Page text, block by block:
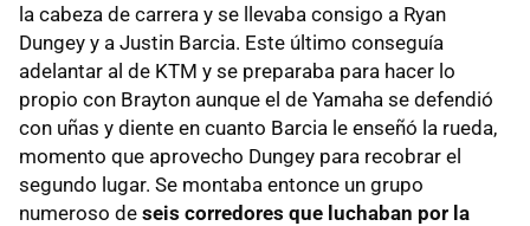
la cabeza de carrera y se llevaba consigo a Ryan
Dungey y a Justin Barcia. Este último conseguía
adelantar al de KTM y se preparaba para hacer lo
propio con Brayton aunque el de Yamaha se defendió
con uñas y diente en cuanto Barcia le enseñó la rueda,
momento que aprovecho Dungey para recobrar el
segundo lugar. Se montaba entonce un grupo
numeroso de seis corredores que luchaban por la